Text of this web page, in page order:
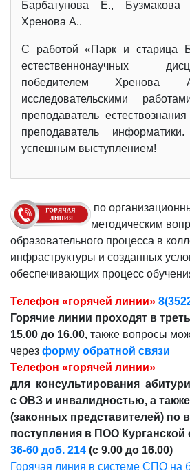
Барбатунова Е.,
Хренова А..
С работой «Парк и старица
естественнонаучных
победителем Хренова
исследовательскими
преподаватель
преподаватель
успешным выступлением!
по
методическим
образовательного процесса в
инфраструктуры и созданных
обеспечивающих процесс
Телефон «горячей линии»
Горячие линии проходят в
15.00 до 16.00, также вопросы
через форму обратной связи
Телефон «горячей линии»
для консультирования
с ОВЗ и инвалидностью, а
(законных представителей) по
поступления в ПОО Курганской
36-60 доб. 214 (с 9.00 до 16.00)
Горячая линия в системе СПО на